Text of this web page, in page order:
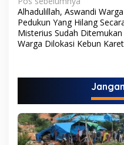
a
v
i
s
i
p
Alhadulillah, Aswandi Warga
Pedukun Yang Hilang
Misterius Sudah Ditemukan
Warga Dilokasi Kebun Karet